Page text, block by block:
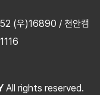
(우)16890 / 천안캠
All rights reserved.